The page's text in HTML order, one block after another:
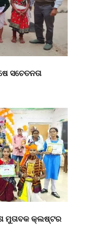
ସଚେତନତା
ମୁତାବକ କ୍ଲଷ୍ଟର